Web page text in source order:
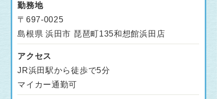
勤務地
〒697-0025
島根県 浜田市 琵琶町135和想館浜田店
アクセス
JR浜田駅から徒歩で5分
マイカー通勤可